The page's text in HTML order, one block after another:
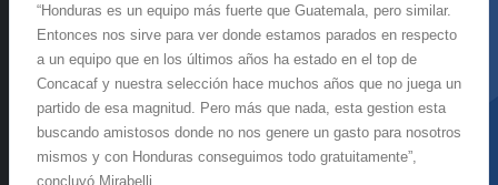
“Honduras es un equipo más fuerte que Guatemala, pero similar.
Entonces nos sirve para ver donde estamos parados en respecto
a un equipo que en los últimos años ha estado en el top de
Concacaf y nuestra selección hace muchos años que no juega un
partido de esa magnitud. Pero más que nada, esta gestion esta
buscando amistosos donde no nos genere un gasto para nosotros
mismos y con Honduras conseguimos todo gratuitamente”,
concluyó Mirabelli.